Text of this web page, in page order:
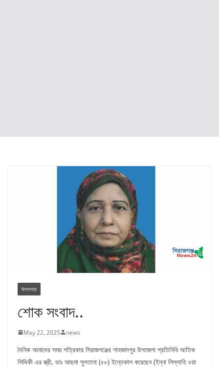
উল্লাপাড়া
শোক সংবাদ..
May 22, 2025 news
দৈনিক আমাদের সময় পত্রিকার সিরাজগঞ্জের শাহজাদপুর উপজেলা প্রতিনিধি আতিক
সিদ্দিকী এর স্ত্রী, ডাঃ আছমা সুলতানা (৫৮) ইন্তেকাল করেছেন (ইন্না লিল্লাহি ওয়া